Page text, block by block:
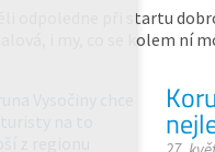
odpoledne při startu
i my, co se kolem